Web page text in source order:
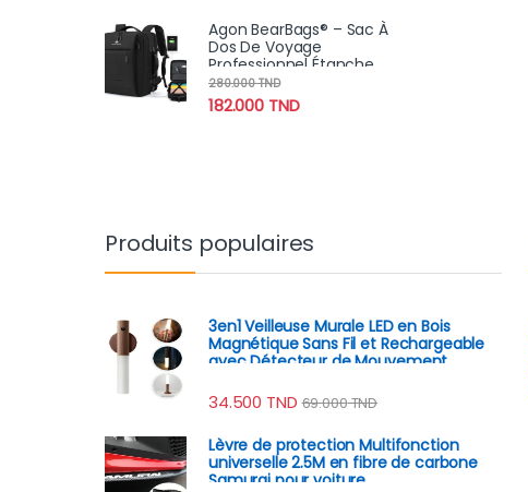
Agon BearBags® – Sac À
Dos De Voyage
Professionnel Étanche
Avec Chargement USB
182.000 TND
280.000TND
Produits populaires
3en1 Veilleuse Murale LED en Bois
Magnétique Sans Fil et Rechargeable
avec Détecteur de Mouvement
34.500 TND 69.000TND
Lèvre de protection Multifonction
universelle 2.5M en fibre de carbone
Samurai pour voiture